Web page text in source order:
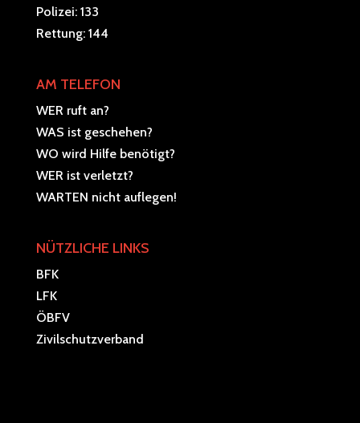
Polizei: 133
Rettung: 144
AM TELEFON
WER ruft an?
WAS ist geschehen?
WO wird Hilfe benötigt?
WER ist verletzt?
WARTEN nicht auflegen!
NÜTZLICHE LINKS
BFK
LFK
ÖBFV
Zivilschutzverband